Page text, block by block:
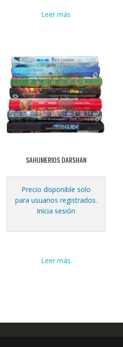
Leer más
SAHUMERIOS DARSHAN
Precio disponible solo
para usuarios registrados.
Inicia sesión
Leer más